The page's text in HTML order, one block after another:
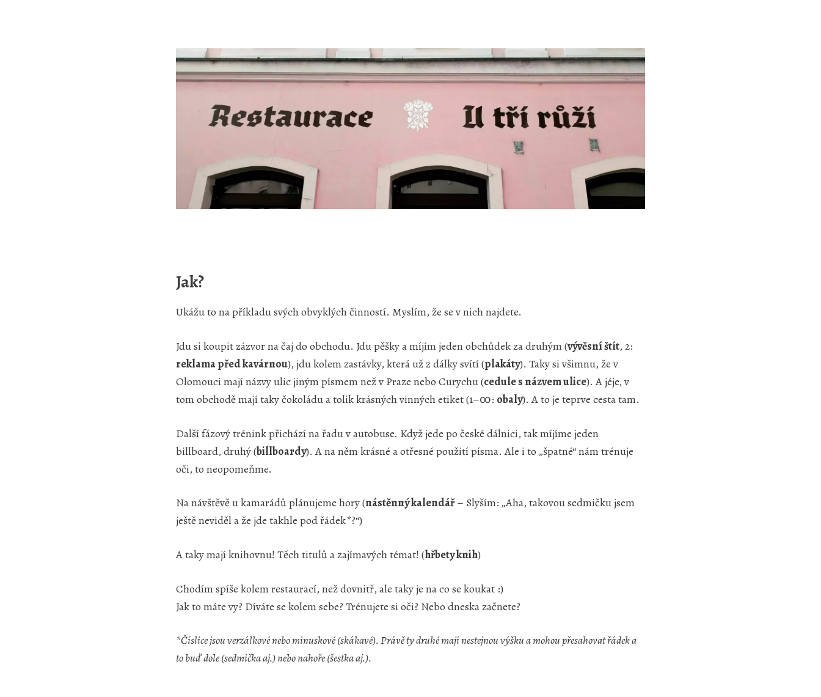
Jak?
Ukážu to na příkladu svých obvyklých činností. Myslím, že se v nich najdete.
Jdu si koupit zázvor na čaj do obchodu. Jdu pěšky a míjím jeden obchůdek za druhým (vývěsní štít, 2:
reklama před kavárnou), jdu kolem zastávky, která už z dálky svítí (plakáty). Taky si všimnu, že v
Olomouci mají názvy ulic jiným písmem než v Praze nebo Curychu (cedule s názvem ulice). A jéje, v
tom obchodě mají taky čokoládu a tolik krásných vinných etiket (1–‍∞: obaly). A to je teprve cesta tam.
Další fázový trénink přichází na řadu v autobuse. Když jede po české dálnici, tak míjíme jeden
billboard, druhý (billboardy). A na něm krásné a otřesné použití písma. Ale i to „špatné“ nám trénuje
oči, to neopomeňme.
Na návštěvě u kamarádů plánujeme hory (nástěnný kalendář – Slyším: „Aha, takovou sedmičku jsem
ještě neviděl a že jde takhle pod řádek*?“)
A taky mají knihovnu! Těch titulů a zajímavých témat! (hřbety knih)
Chodím spíše kolem restaurací, než dovnitř, ale taky je na co se koukat :)
Jak to máte vy? Díváte se kolem sebe? Trénujete si oči? Nebo dneska začnete?
*Číslice jsou verzálkové nebo minuskové (skákavé). Právě ty druhé mají nestejnou výšku a mohou přesahovat řádek a
to buď dole (sedmička aj.) nebo nahoře (šestka aj.).